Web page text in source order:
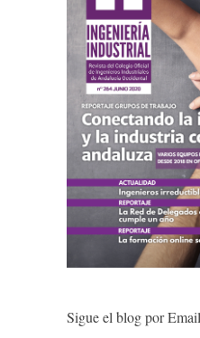
Sigue el blog por Email